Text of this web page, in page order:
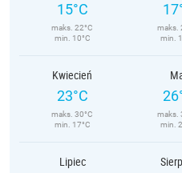
15°C
maks. 22°C
min. 10°C
maks.
min.
Kwiecień
23°C
maks. 30°C
min. 17°C
maks.
min.
Lipiec